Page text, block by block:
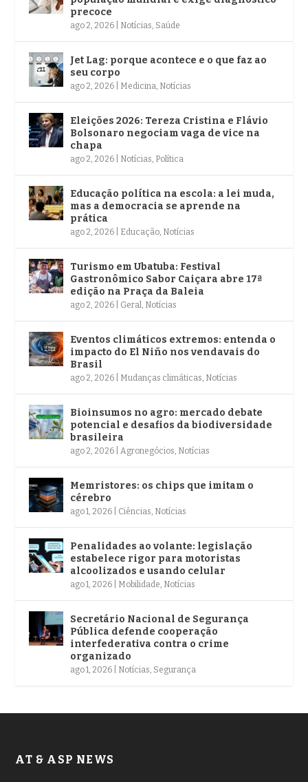
precoce
ago 2, 2026 Notícias, Saúde
Jet Lag: porque acontece e o que faz ao
seu corpo
ago 2, 2026 Medicina, Notícias
Eleições 2026: Tereza Cristina e Flávio
Bolsonaro negociam vaga de vice na
chapa
ago 2, 2026 Notícias, Política
Educação política na escola: a lei muda,
mas a democracia se aprende na
prática
ago 2, 2026 Educação, Notícias
Turismo em Ubatuba: Festival
Gastronômico Sabor Caiçara abre 17ª
edição na Praça da Baleia
ago 2, 2026 Geral, Notícias
Eventos climáticos extremos: entenda o
impacto do El Niño nos vendavais do
Brasil
ago 2, 2026 Mudanças climáticas, Notícias
Bioinsumos no agro: mercado debate
potencial e desafios da biodiversidade
brasileira
ago 2, 2026 |Agronegócios, Notícias
Memristores: os chips que imitam o
cérebro
ago 1, 2026 Ciências, Notícias
Penalidades ao volante: legislação
estabelece rigor para motoristas
alcoolizados e usando celular
ago 1, 2026 Mobilidade, Notícias
Secretário Nacional de Segurança
Pública defende cooperação
interfederativa contra o crime
organizado
ago 1, 2026 Notícias, Segurança
AT & ASP NEWS